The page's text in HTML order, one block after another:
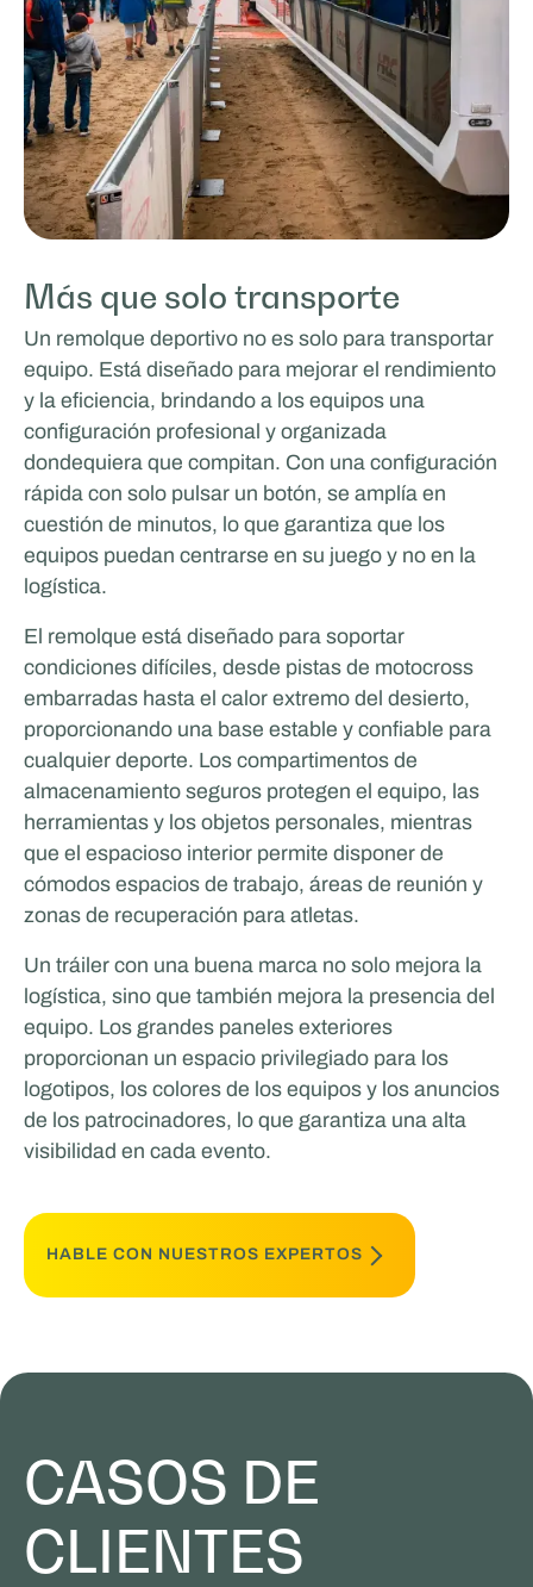
Más que solo transporte
Un remolque deportivo no es solo para transportar
equipo. Está diseñado para mejorar el rendimiento
y la eficiencia, brindando a los equipos una
configuración profesional y organizada
dondequiera que compitan. Con una configuración
rápida con solo pulsar un botón, se amplía en
cuestión de minutos, lo que garantiza que los
equipos puedan centrarse en su juego y no en la
logística.
El remolque está diseñado para soportar
condiciones difíciles, desde pistas de motocross
embarradas hasta el calor extremo del desierto,
proporcionando una base estable y confiable para
cualquier deporte. Los compartimentos de
almacenamiento seguros protegen el equipo, las
herramientas y los objetos personales, mientras
que el espacioso interior permite disponer de
cómodos espacios de trabajo, áreas de reunión y
zonas de recuperación para atletas.
Un tráiler con una buena marca no solo mejora la
logística, sino que también mejora la presencia del
equipo. Los grandes paneles exteriores
proporcionan un espacio privilegiado para los
logotipos, los colores de los equipos y los anuncios
de los patrocinadores, lo que garantiza una alta
visibilidad en cada evento.
HABLE CON NUESTROS EXPERTOS
CASOS DE
CLIENTES